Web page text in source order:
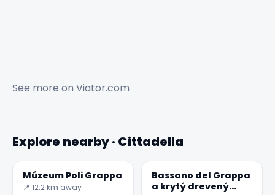
See more on Viator.com
Explore nearby · Cittadella
Múzeum Poli Grappa
📍 12.2 km away
Bassano del Grappa
a krytý drevený